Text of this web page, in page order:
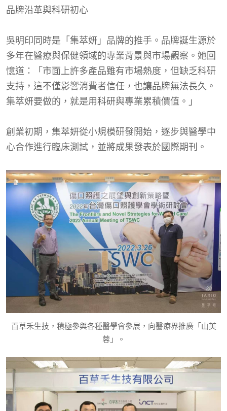
品牌沿革與科研初心
吳明印同時是「集萃妍」品牌的推手。品牌誕生源於
多年在醫療與保健領域的專業背景與市場觀察。她回
憶道：「市面上許多產品雖有市場熱度，但缺乏科研
支持，這不僅影響消費者信任，也讓品牌無法長久。
集萃妍要做的，就是用科研與專業累積價值。」
創業初期，集萃妍從小規模研發開始，逐步與醫學中
心合作進行臨床測試，並將成果發表於國際期刊。
百草禾生技，積極參與各種醫學會參展，向醫療界推廣「山芙
蓉」。